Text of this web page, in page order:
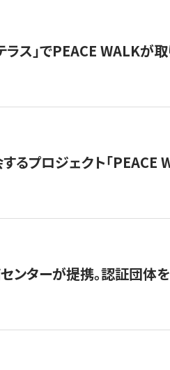
ス」でPEACE WALKが取
プロジェクト「PEACE
ンターが提携。認証団体